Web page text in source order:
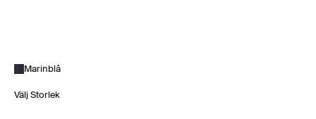
Marinblå
Välj Storlek